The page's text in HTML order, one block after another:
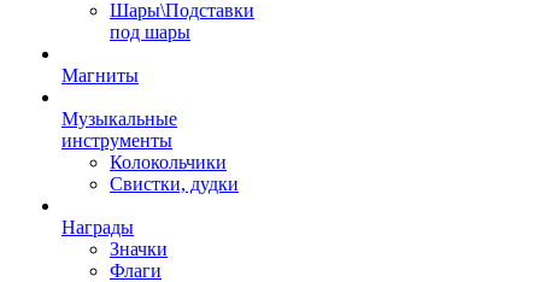
Шары\Подставки
под шары
Магниты
Музыкальные
инструменты
Колокольчики
Свистки, дудки
Награды
Значки
Флаги